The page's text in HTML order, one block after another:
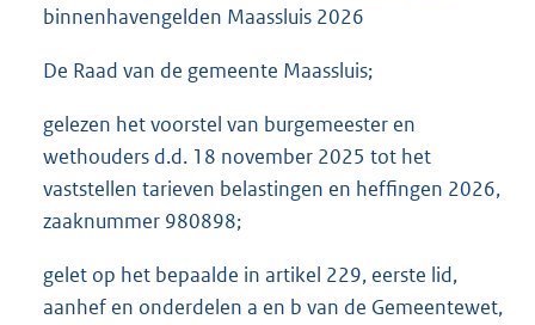
binnenhavengelden Maassluis 2026
De Raad van de gemeente Maassluis;
gelezen het voorstel van burgemeester en
wethouders d.d. 18 november 2025 tot het
vaststellen tarieven belastingen en heffingen 2026,
zaaknummer 980898;
gelet op het bepaalde in artikel 229, eerste lid,
aanhef en onderdelen a en b van de Gemeentewet,